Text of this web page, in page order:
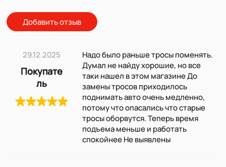
Добавить отзыв
29.12.2025
Покупате
ль
Надо было раньше тросы поменять.
Думал не найду хорошие, но все
таки нашел в этом магазине До
замены тросов приходилось
поднимать авто очень медленно,
потому что опасались что старые
тросы оборвутся. Теперь время
подъема меньше и работать
спокойнее Не выявлены